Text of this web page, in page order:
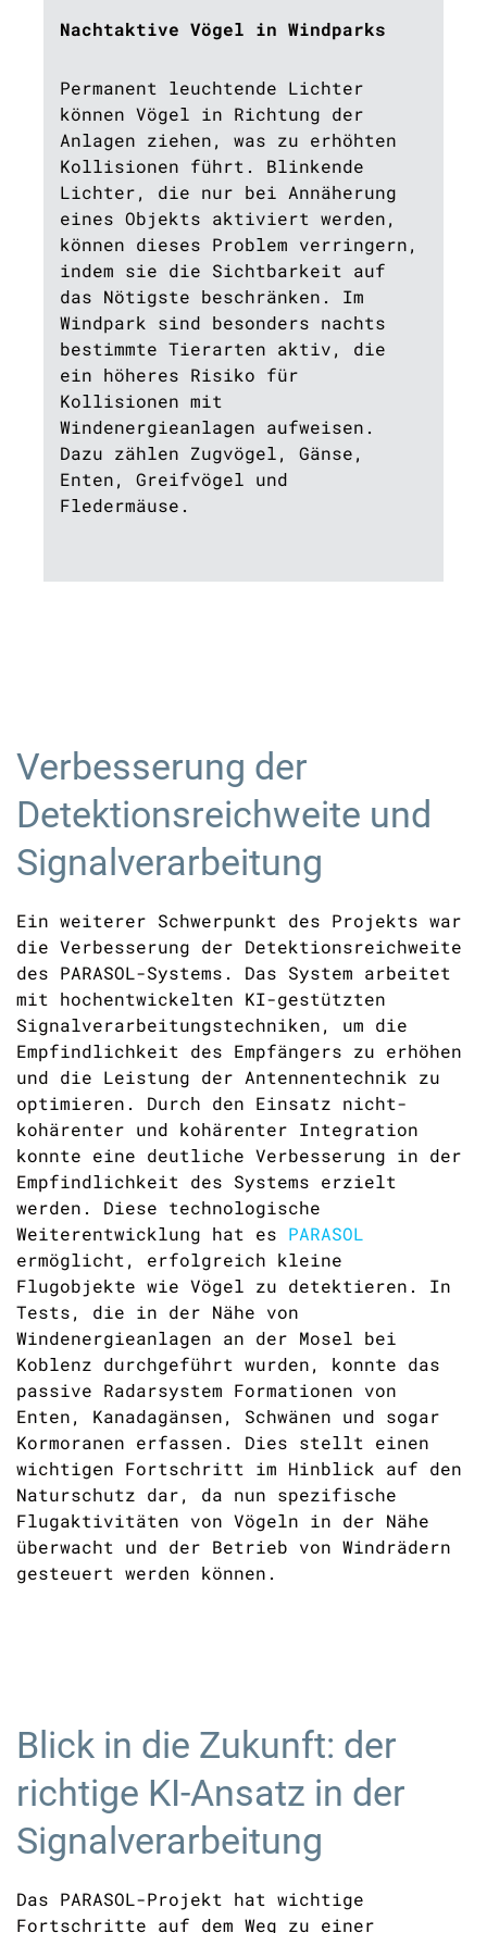
Nachtaktive Vögel in Windparks
Permanent leuchtende Lichter
können Vögel in Richtung der
Anlagen ziehen, was zu erhöhten
Kollisionen führt. Blinkende
Lichter, die nur bei Annäherung
eines Objekts aktiviert werden,
können dieses Problem verringern,
indem sie die Sichtbarkeit auf
das Nötigste beschränken. Im
Windpark sind besonders nachts
bestimmte Tierarten aktiv, die
ein höheres Risiko für
Kollisionen mit
Windenergieanlagen aufweisen.
Dazu zählen Zugvögel, Gänse,
Enten, Greifvögel und
Fledermäuse.
Verbesserung der
Detektionsreichweite und
Signalverarbeitung
Ein weiterer Schwerpunkt des Projekts war
die Verbesserung der Detektionsreichweite
des PARASOL-Systems. Das System arbeitet
mit hochentwickelten KI-gestützten
Signalverarbeitungstechniken, um die
Empfindlichkeit des Empfängers zu erhöhen
und die Leistung der Antennentechnik zu
optimieren. Durch den Einsatz nicht-
kohärenter und kohärenter Integration
konnte eine deutliche Verbesserung in der
Empfindlichkeit des Systems erzielt
werden. Diese technologische
Weiterentwicklung hat es PARASOL
ermöglicht, erfolgreich kleine
Flugobjekte wie Vögel zu detektieren. In
Tests, die in der Nähe von
Windenergieanlagen an der Mosel bei
Koblenz durchgeführt wurden, konnte das
passive Radarsystem Formationen von
Enten, Kanadagänsen, Schwänen und sogar
Kormoranen erfassen. Dies stellt einen
wichtigen Fortschritt im Hinblick auf den
Naturschutz dar, da nun spezifische
Flugaktivitäten von Vögeln in der Nähe
überwacht und der Betrieb von Windrädern
gesteuert werden können.
Blick in die Zukunft: der
richtige KI-Ansatz in der
Signalverarbeitung
Das PARASOL-Projekt hat wichtige
Fortschritte auf dem Weg zu einer